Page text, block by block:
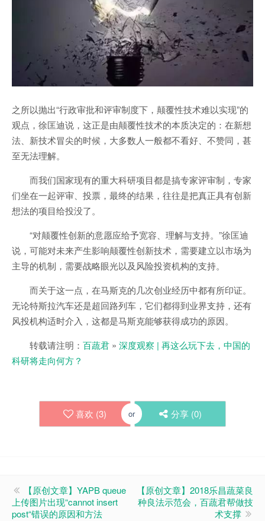
之所以抛出“行政审批和评审制度下，颠覆性技术难以实现”的
观点，徐匡迪说，这正是由颠覆性技术的本质决定的：在新想
法、新技术冒尖的时候，大多数人一般都不看好、不赞同，甚
至无法理解。
而我们国家现有的重大科研项目都是搞专家评审制，专家
们坐在一起评审、投票，最终的结果，往往是把真正具有创新
想法的项目给投没了。
“对颠覆性创新的意愿应给予宽容、理解与支持。”徐匡迪
说，可能对未来产生影响颠覆性创新技术，需要建立以市场为
主导的机制，需要战略眼光以及风险投资机构的支持。
而关于这一点，在马斯克的几次创业经历中都有所印证。
无论特斯拉汽车还是超回路列车，它们都得到业界支持，还有
风投机构适时介入，这都是马斯克能够获得成功的原因。
转载请注明： 百蔬君 » 深度观察 | 再这么玩下去，中国的
科研将走向何方？
喜欢 (3) or 分享 (0)
【原创文章】YAPB queue
上传图片出现“cannot insert
post“错误的原因和方法
【原创文章】2018乐昌蔬菜良
种良法示范会，百蔬君帮做技
术支撑